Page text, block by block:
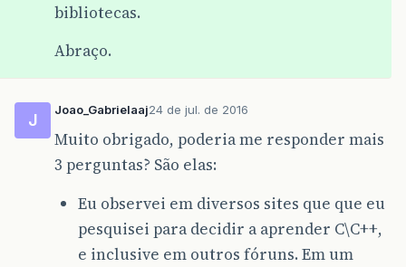
bibliotecas.
Abraço.
J
Joao_Gabrielaaj24 de jul. de 2016
Muito obrigado, poderia me responder mais
3 perguntas? São elas:
Eu observei em diversos sites que que eu
pesquisei para decidir a aprender C\C++,
e inclusive em outros fóruns. Em um